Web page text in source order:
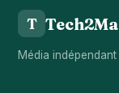
T
Média